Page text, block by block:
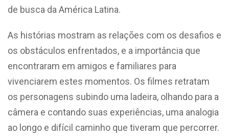
de busca da América Latina.
As histórias mostram as relações com os desafios e
os obstáculos enfrentados, e a importância que
encontraram em amigos e familiares para
vivenciarem estes momentos. Os filmes retratam
os personagens subindo uma ladeira, olhando para a
câmera e contando suas experiências, uma analogia
ao longo e difícil caminho que tiveram que percorrer.